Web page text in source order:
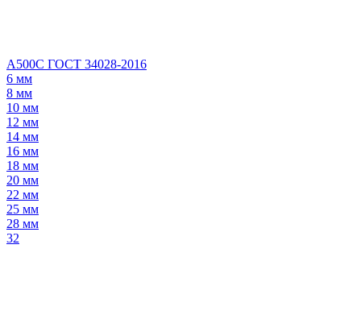
А500С ГОСТ 34028-2016
6 мм
8 мм
10 мм
12 мм
14 мм
16 мм
18 мм
20 мм
22 мм
25 мм
28 мм
32